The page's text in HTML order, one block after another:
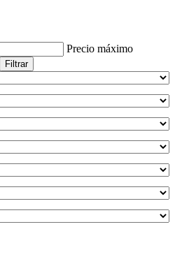
Precio máximo
Filtrar